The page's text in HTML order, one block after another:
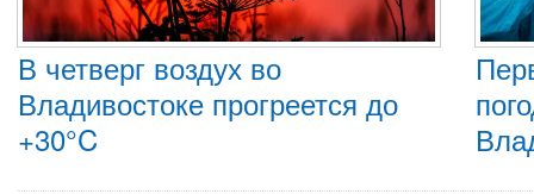
В четверг воздух во
Владивостоке прогреется до
+30°C